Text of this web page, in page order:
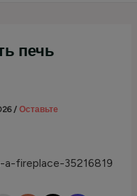
печь
/Оставьте